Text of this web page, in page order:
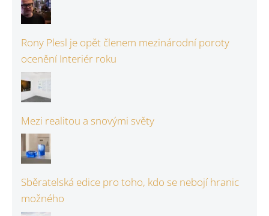
Rony Plesl je opět členem mezinárodní poroty
ocenění Interiér roku
Mezi realitou a snovými světy
Sběratelská edice pro toho, kdo se nebojí hranic
možného